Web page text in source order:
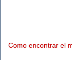
Como encontrar el